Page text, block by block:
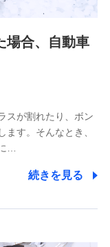
を行うため
報
もしくは委託を受
に関する情報を提
を行うため
場合、自動車
スが割れたり、ボン
す。そんなとき、
…
続きを見る